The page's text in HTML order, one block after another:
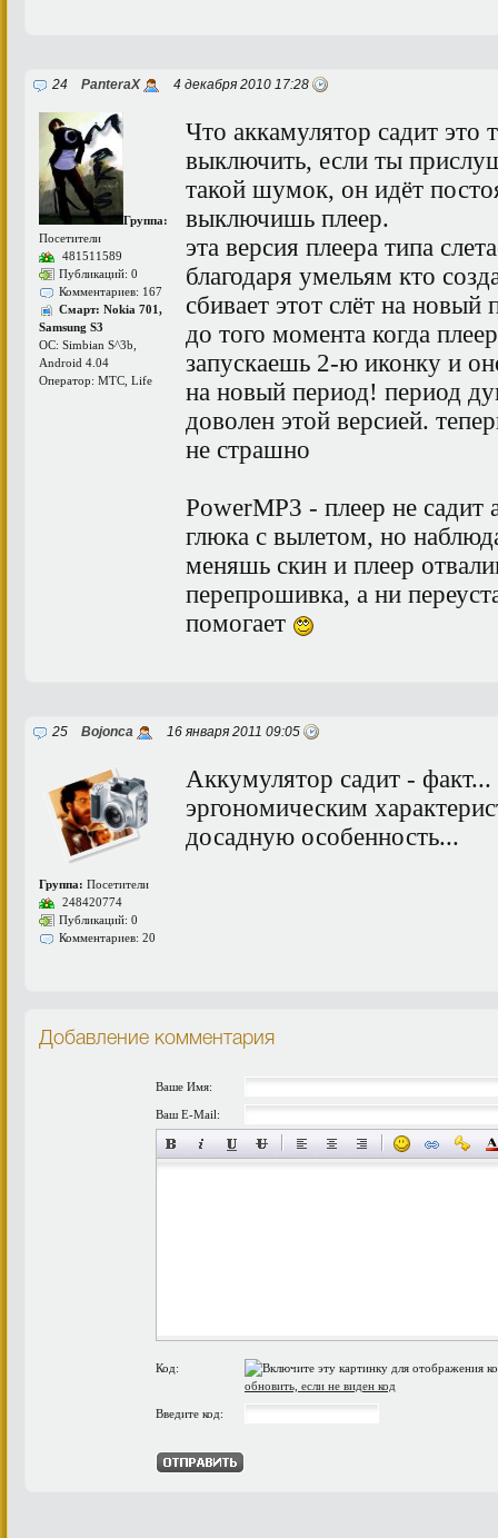
24 PanteraX 4 декабря 2010 17:28
Группа:
Посетители
481511589
Публикаций: 0
Комментариев: 167
Смарт: Nokia 701,
Samsung S3
ОС: Simbian S^3b,
Android 4.04
Оператор: МТС, Life
Что аккамулятор садит это
выключить, если ты
такой шумок, он идёт
выключишь плеер.
эта версия плеера типа
благодаря умельям кто
сбивает этот слёт на новый
до того момента когда
запускаешь 2-ю иконку и
на новый период! период
доволен этой версией.
не страшно
PowerMP3 - плеер не садит
глюка с вылетом, но
меняшь скин и плеер
перепрошивка, а ни
помогает
25 Bojonca 16 января 2011 09:05
Группа: Посетители
248420774
Публикаций: 0
Комментариев: 20
Аккумулятор садит -
эргономическим
досадную особенность...
Добавление комментария
Ваше Имя:
Ваш E-Mail:
Код:
обновить, если не виден код
Введите код: